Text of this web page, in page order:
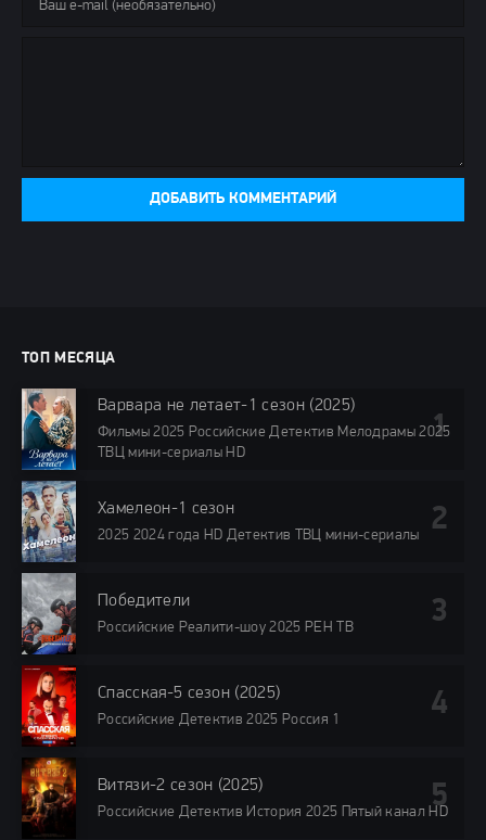
ДОБАВИТЬ КОММЕНТАРИЙ
ТОП МЕСЯЦА
Варвара не летает-1 сезон (2025)
Фильмы 2025 Российские Детектив Мелодрамы 2025
ТВЦ мини-сериалы HD
Хамелеон-1 сезон
2025 2024 года HD Детектив ТВЦ мини-сериалы
Победители
Российские Реалити-шоу 2025 РЕН ТВ
Спасская-5 сезон (2025)
Российские Детектив 2025 Россия 1
Витязи-2 сезон (2025)
Российские Детектив История 2025 Пятый канал HD